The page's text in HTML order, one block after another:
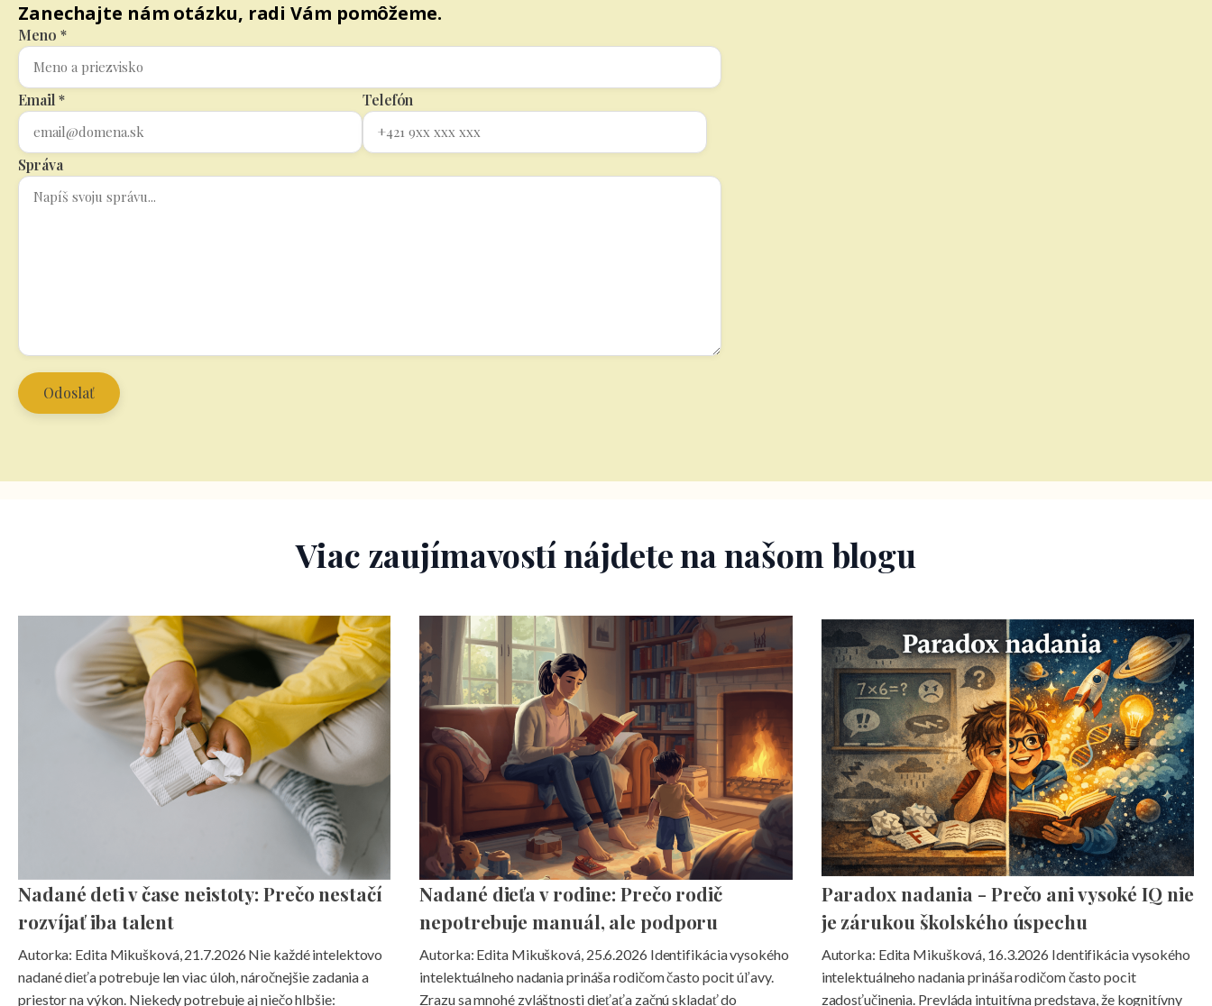
Zanechajte nám otázku, radi Vám pomôžeme.
Meno *
Email * Telefón
Správa
Viac zaujímavostí nájdete na našom blogu
Nadané deti v čase neistoty: Prečo nestačí
rozvíjať iba talent
Autorka: Edita Mikušková, 21.7.2026 Nie každé intelektovo
nadané dieťa potrebuje len viac úloh, náročnejšie zadania a
priestor na výkon. Niekedy potrebuje aj niečo hlbšie:
Nadané dieťa v rodine: Prečo rodič
nepotrebuje manuál, ale podporu
Autorka: Edita Mikušková, 25.6.2026 Identifikácia vysokého
intelektuálneho nadania prináša rodičom často pocit úľavy.
Zrazu sa mnohé zvláštnosti dieťaťa začnú skladať do
Paradox nadania - Prečo ani vysoké IQ nie
je zárukou školského úspechu
Autorka: Edita Mikušková, 16.3.2026 Identifikácia vysokého
intelektuálneho nadania prináša rodičom často pocit
zadosťučinenia. Prevláda intuitívna predstava, že kognitívny